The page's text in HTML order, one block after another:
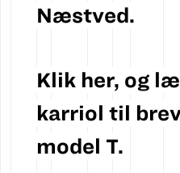
Næstved.
Klik her, og
karriol til
model T.